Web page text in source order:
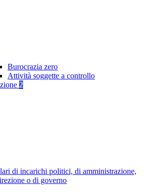
Burocrazia zero
Attività soggette a controllo
2
di incarichi politici, di amministrazione,
o di governo